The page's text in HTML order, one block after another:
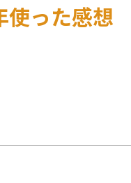
使った感想